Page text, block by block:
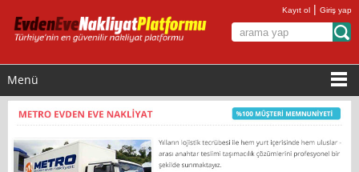
Kayıt ol |Giriş yap
Menü